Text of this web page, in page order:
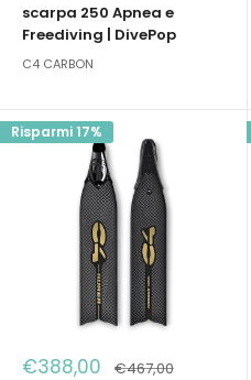
scarpa 250 Apnea e
Freediving | DivePop
C4 CARBON
Risparmi 17%
Prezzo
€388,00 Prezzo
€467,00